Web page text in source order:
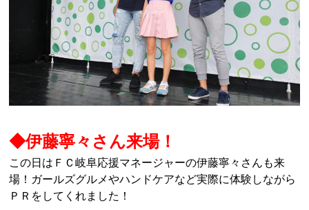
◆伊藤寧々さん来場！
この日はＦＣ岐阜応援マネージャーの伊藤寧々さんも来
場！ガールズグルメやハンドケアなど実際に体験しながら
ＰＲをしてくれました！